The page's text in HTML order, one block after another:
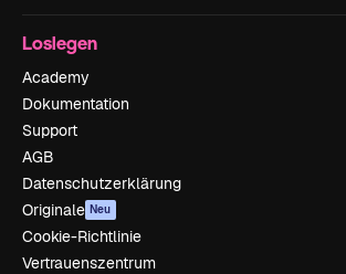
Loslegen
Academy
Dokumentation
Support
AGB
Datenschutzerklärung
Originale Neu
Cookie-Richtlinie
Vertrauenszentrum